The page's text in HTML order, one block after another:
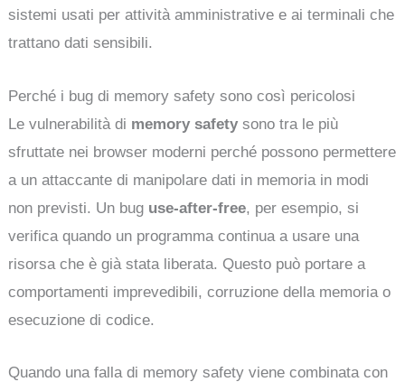
sistemi usati per attività amministrative e ai terminali che
trattano dati sensibili.
Perché i bug di memory safety sono così pericolosi
Le vulnerabilità di memory safety sono tra le più
sfruttate nei browser moderni perché possono permettere
a un attaccante di manipolare dati in memoria in modi
non previsti. Un bug use-after-free, per esempio, si
verifica quando un programma continua a usare una
risorsa che è già stata liberata. Questo può portare a
comportamenti imprevedibili, corruzione della memoria o
esecuzione di codice.
Quando una falla di memory safety viene combinata con